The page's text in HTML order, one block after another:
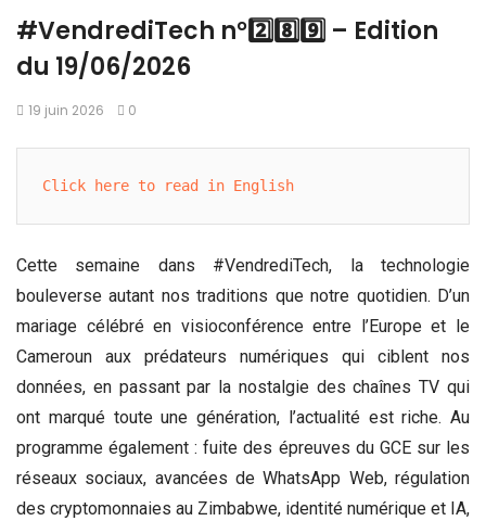
#VendrediTech n°2️⃣8️⃣9️⃣ – Edition
du 19/06/2026
19 juin 2026 0
Click here to read in English
Cette semaine dans #VendrediTech, la technologie
bouleverse autant nos traditions que notre quotidien. D’un
mariage célébré en visioconférence entre l’Europe et le
Cameroun aux prédateurs numériques qui ciblent nos
données, en passant par la nostalgie des chaînes TV qui
ont marqué toute une génération, l’actualité est riche. Au
programme également : fuite des épreuves du GCE sur les
réseaux sociaux, avancées de WhatsApp Web, régulation
des cryptomonnaies au Zimbabwe, identité numérique et IA,